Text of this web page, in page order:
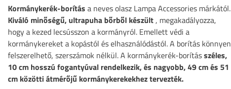
Kormánykerék-borítás a neves olasz Lampa Accessories márkától.
Kiváló minőségű, ultrapuha bőrből készült, megakadályozza,
hogy a kezed lecsússzon a kormányról. Emellett védi a
kormánykereket a kopástól és elhasználódástól. A borítás könnyen
felszerelhető, szerszámok nélkül. A kormánykerék-borításszéles,
10 cm hosszú fogantyúval rendelkezik, és nagyobb, 49 cm és 51
cm közötti átmérőjű kormánykerekekhez tervezték.